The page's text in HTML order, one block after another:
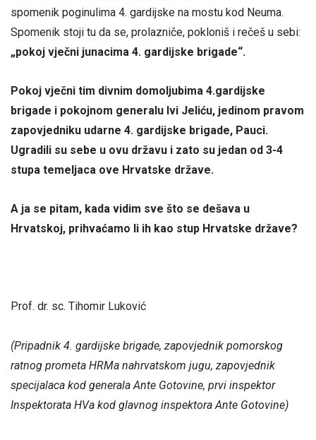
spomenik poginulima 4. gardijske na mostu kod Neuma.
Spomenik stoji tu da se, prolazniče, pokloniš i rečeš u sebi:
„pokoj vječni junacima 4. gardijske brigade“.
Pokoj vječni tim divnim domoljubima 4.gardijske
brigade i pokojnom generalu Ivi Jeliću, jedinom pravom
zapovjedniku udarne 4. gardijske brigade, Pauci.
Ugradili su sebe u ovu državu i zato su jedan od 3-4
stupa temeljaca ove Hrvatske države.
A ja se pitam, kada vidim sve što se dešava u
Hrvatskoj, prihvaćamo li ih kao stup Hrvatske države?
Prof. dr. sc. Tihomir Luković
(Pripadnik 4. gardijske brigade, zapovjednik pomorskog
ratnog prometa HRMa nahrvatskom jugu, zapovjednik
specijalaca kod generala Ante Gotovine, prvi inspektor
Inspektorata HVa kod glavnog inspektora Ante Gotovine)